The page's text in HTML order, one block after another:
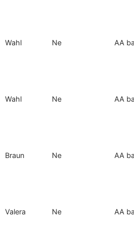
Wahl Ne AA
Wahl Ne AA
Braun Ne AA
Valera Ne AA